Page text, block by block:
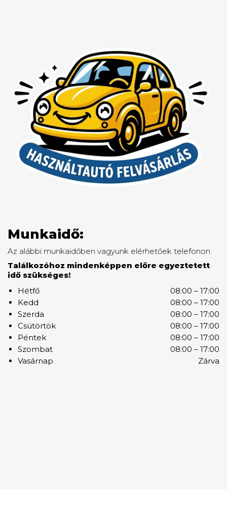
Munkaidő:
Az alábbi munkaidőben vagyunk elérhetőek telefonon.
Találkozóhoz mindenképpen előre egyeztetett
idő szükséges!
Hétfő
08:00 – 17:00
Kedd
08:00 – 17:00
Szerda
08:00 – 17:00
Csütörtök
08:00 – 17:00
Péntek
08:00 – 17:00
Szombat
08:00 – 17:00
Vasárnap
Zárva